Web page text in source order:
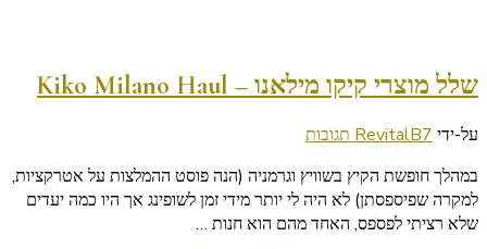
שלל מוצרי קיקו מילאנו – Kiko Milano Haul
על-ידי RevitalB7 תגובות
על
מוצרי
קיקו
מילאנו
במהלך חופשת הקיץ בשוויץ וגרמניה (הנה פוסט ההמלצות על אטרקציות,
למקרה שפיספסתן) לא היה לי יותר מידי זמן לשופינג אך היו כמה יעדים
שלא רציתי לפספס, האחד מהם הוא חנות …